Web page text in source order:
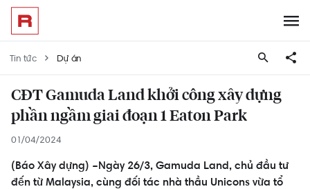
Tin tức Dự án
CĐT Gamuda Land khởi công xây dựng
phần ngầm giai đoạn 1 Eaton Park
01/04/2024
(Báo Xây dựng) –Ngày 26/3, Gamuda Land, chủ đầu tư
đến từ Malaysia, cùng đối tác nhà thầu Unicons vừa tổ